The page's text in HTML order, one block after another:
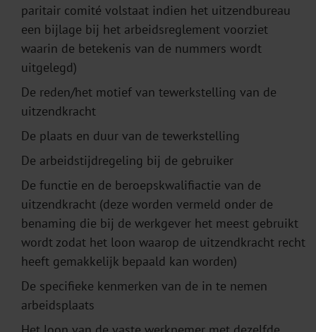
paritair comité volstaat indien het uitzendbureau
een bijlage bij het arbeidsreglement voorziet
waarin de betekenis van de nummers wordt
uitgelegd)
De reden/het motief van tewerkstelling van de
uitzendkracht
De plaats en duur van de tewerkstelling
De arbeidstijdregeling bij de gebruiker
De functie en de beroepskwalifiactie van de
uitzendkracht (deze worden vermeld onder de
benaming die bij de werkgever het meest gebruikt
wordt zodat het loon waarop de uitzendkracht recht
heeft gemakkelijk bepaald kan worden)
De specifieke kenmerken van de in te nemen
arbeidsplaats